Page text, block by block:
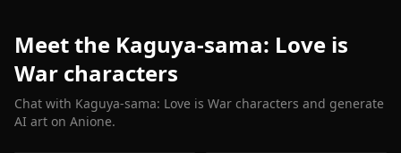
Meet the Kaguya-sama: Love is
War characters
Chat with Kaguya-sama: Love is War characters and generate
AI art on Anione.